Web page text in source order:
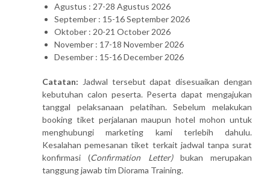
Agustus : 27-28 Agustus 2026
September : 15-16 September 2026
Oktober : 20-21 October 2026
November : 17-18 November 2026
Desember : 15-16 December 2026
Catatan: Jadwal tersebut dapat disesuaikan dengan
kebutuhan calon peserta. Peserta dapat mengajukan
tanggal pelaksanaan pelatihan. Sebelum melakukan
booking tiket perjalanan maupun hotel mohon untuk
menghubungi marketing kami terlebih dahulu.
Kesalahan pemesanan tiket terkait jadwal tanpa surat
konfirmasi (Confirmation Letter)bukan merupakan
tanggung jawab tim Diorama Training.